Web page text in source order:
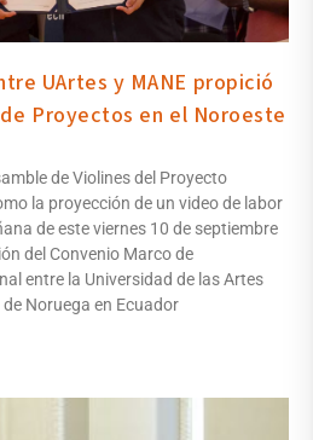
UArtes y MANE propició
Proyectos en el Noroeste
de Violines del Proyecto
la proyección de un video de labor
de este viernes 10 de septiembre
del Convenio Marco de
entre la Universidad de las Artes
Noruega en Ecuador